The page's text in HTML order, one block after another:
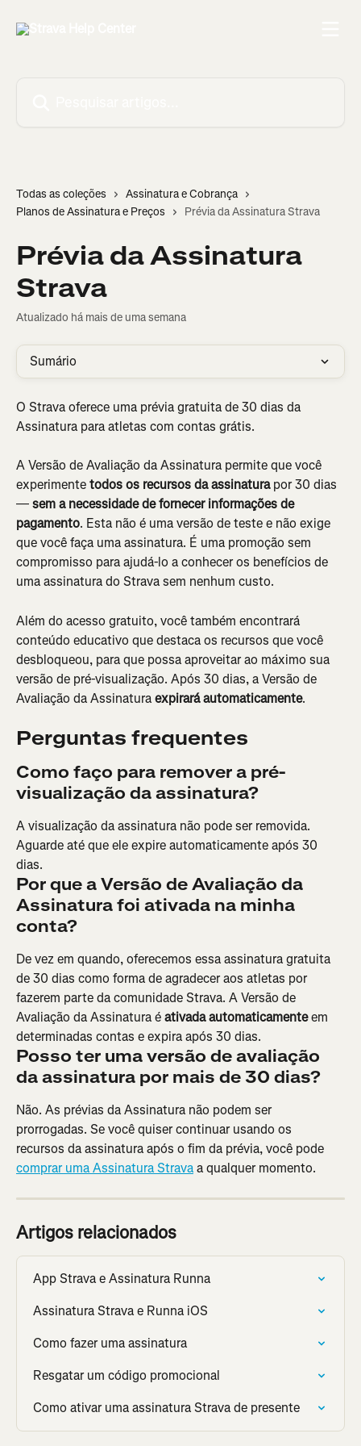
Todas as coleções
Assinatura e Cobrança
Planos de Assinatura e Preços
Prévia da Assinatura Strava
Prévia da Assinatura
Strava
Atualizado há mais de uma semana
Sumário
O Strava oferece uma prévia gratuita de 30 dias da
Assinatura para atletas com contas grátis.
A Versão de Avaliação da Assinatura permite que você
experimente todos os recursos da assinatura por 30 dias
— sem a necessidade de fornecer informações de
pagamento. Esta não é uma versão de teste e não exige
que você faça uma assinatura. É uma promoção sem
compromisso para ajudá-lo a conhecer os benefícios de
uma assinatura do Strava sem nenhum custo.
Além do acesso gratuito, você também encontrará
conteúdo educativo que destaca os recursos que você
desbloqueou, para que possa aproveitar ao máximo sua
versão de pré-visualização. Após 30 dias, a Versão de
Avaliação da Assinatura expirará automaticamente.
Perguntas frequentes
Como faço para remover a pré-
visualização da assinatura?
A visualização da assinatura não pode ser removida.
Aguarde até que ele expire automaticamente após 30
dias.
Por que a Versão de Avaliação da
Assinatura foi ativada na minha
conta?
De vez em quando, oferecemos essa assinatura gratuita
de 30 dias como forma de agradecer aos atletas por
fazerem parte da comunidade Strava. A Versão de
Avaliação da Assinatura é ativada automaticamente em
determinadas contas e expira após 30 dias.
Posso ter uma versão de avaliação
da assinatura por mais de 30 dias?
Não. As prévias da Assinatura não podem ser
prorrogadas. Se você quiser continuar usando os
recursos da assinatura após o fim da prévia, você pode
comprar uma Assinatura Strava a qualquer momento.
Artigos relacionados
App Strava e Assinatura Runna
Assinatura Strava e Runna iOS
Como fazer uma assinatura
Resgatar um código promocional
Como ativar uma assinatura Strava de presente